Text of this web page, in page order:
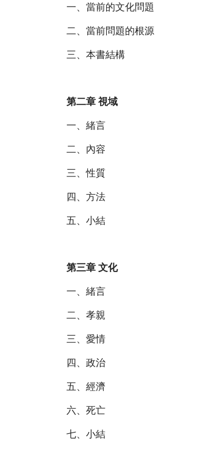
一、當前的文化問題
二、當前問題的根源
三、本書結構
第二章 視域
一、緒言
二、內容
三、性質
四、方法
五、小結
第三章 文化
一、緒言
二、孝親
三、愛情
四、政治
五、經濟
六、死亡
七、小結